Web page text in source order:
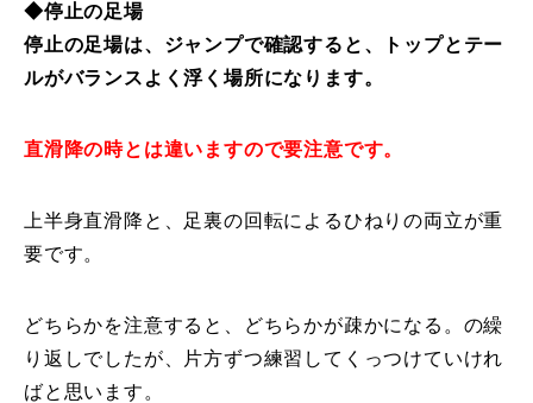
お問合せ 特定商取引法に基づく表記
◆停止の足場
停止の足場は、ジャンプで確認すると、トップとテー
ルがバランスよく浮く場所になります。
直滑降の時とは違いますので要注意です。
上半身直滑降と、足裏の回転によるひねりの両立が重
要です。
どちらかを注意すると、どちらかが疎かになる。の繰
り返しでしたが、片方ずつ練習してくっつけていけれ
ばと思います。